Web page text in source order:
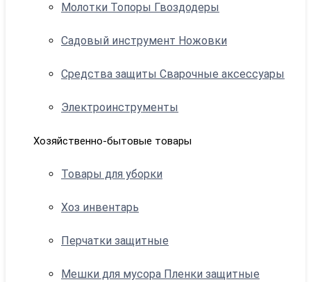
Молотки Топоры Гвоздодеры
Садовый инструмент Ножовки
Средства защиты Сварочные аксессуары
Электроинструменты
Хозяйственно-бытовые товары
Товары для уборки
Хоз инвентарь
Перчатки защитные
Мешки для мусора Пленки защитные